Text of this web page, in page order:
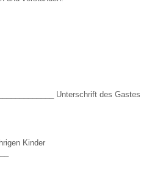
Unterschrift des Gastes
Kinder